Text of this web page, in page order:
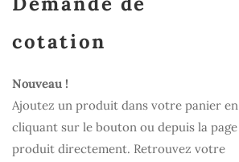
cotation
Nouveau !
Ajoutez un produit dans votre panier en
cliquant sur le bouton ou depuis la page
produit directement. Retrouvez votre